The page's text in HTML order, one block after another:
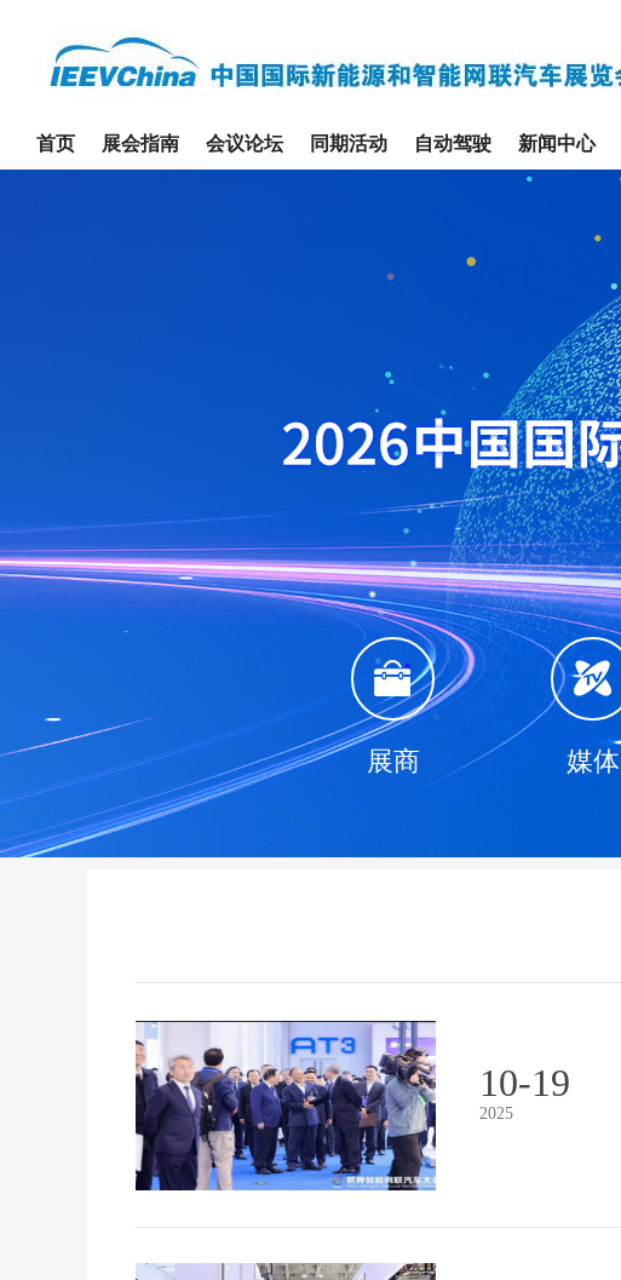
首页 展会指南 会议论坛 同期活动 自动驾驶 新闻中心
展商 媒体
10-19
2025